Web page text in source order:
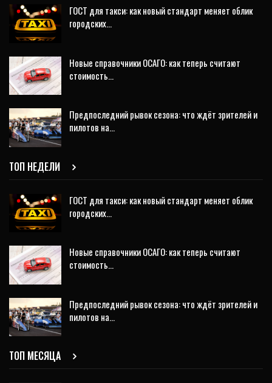
ГОСТ для такси: как новый стандарт меняет облик
городских…
Новые справочники ОСАГО: как теперь считают
стоимость…
Предпоследний рывок сезона: что ждёт зрителей и
пилотов на…
ТОП НЕДЕЛИ
ГОСТ для такси: как новый стандарт меняет облик
городских…
Новые справочники ОСАГО: как теперь считают
стоимость…
Предпоследний рывок сезона: что ждёт зрителей и
пилотов на…
ТОП МЕСЯЦА